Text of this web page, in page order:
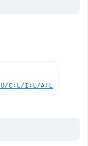
C:L/I:L/A:L